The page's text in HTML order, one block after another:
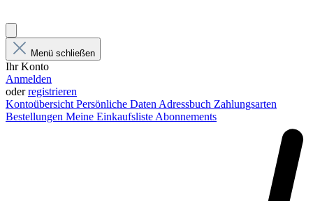
Menü schließen
Ihr Konto
Anmelden
oderregistrieren
Kontoübersicht Persönliche Daten Adressbuch Zahlungsarten
Bestellungen Meine Einkaufsliste Abonnements